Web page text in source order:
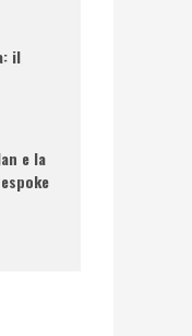
il
e la